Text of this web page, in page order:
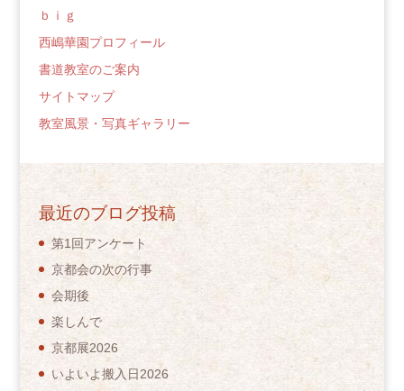
ｂｉｇ
西嶋華園プロフィール
書道教室のご案内
サイトマップ
教室風景・写真ギャラリー
最近のブログ投稿
第1回アンケート
京都会の次の行事
会期後
楽しんで
京都展2026
いよいよ搬入日2026